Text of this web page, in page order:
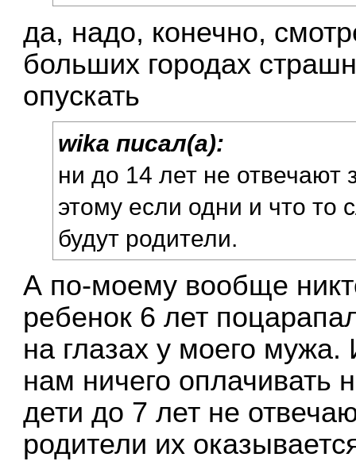
да, надо, конечно,
больших городах
опускать
wika писал(а):
ни до 14 лет не отвечают
этому если одни и что то
будут родители.
А по-моему вообще
ребенок 6 лет
на глазах у моего
нам ничего оплачивать
дети до 7 лет не
родители их